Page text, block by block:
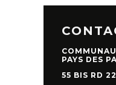
PAYS DES
55 BIS RD